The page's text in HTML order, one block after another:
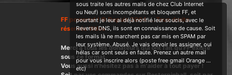
FF powered ! © Depuis 2004 ....Tous droits
réservés Wdes
Merci à tous les donateurs qui ont fait qu'FF existe
sous ce format.
Vous aussi n'hésitez pas à m'aider à tout payer !
sous traite les autres mails de chez Club Internet
ou Neuf) sont incompétants et bloquent FF, et
pourtant je leur ai déjà notifié leur soucis, avec le
Reverse DNS, ils sont en connaissance de cause. Soit
les mails là ne marchent pas car mis en SPAM par
leur système. Abusé. Je vais devoir les assigner, oui
hélas car sont seuls en faute. Prenez un autre mail
pour vous inscrire alors (poste free gmail Orange ...
etc)